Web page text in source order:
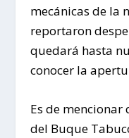
mecánicas de la
reportaron
quedará hasta
conocer la
Es de mencionar
del Buque